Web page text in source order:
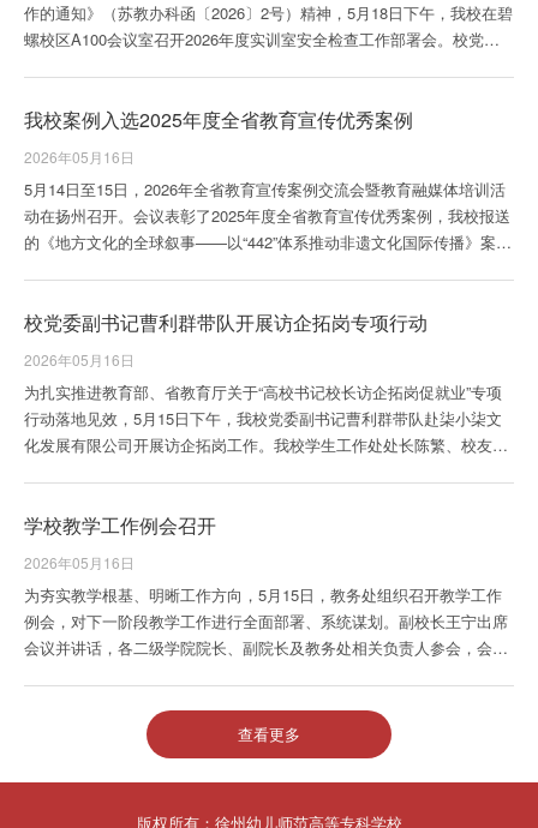
作的通知》（苏教办科函〔2026〕2号）精神，5月18日下午，我校在碧
螺校区A100会议室召开2026年度实训室安全检查工作部署会。校党委
部署了实训室安全检查工作，教务处将与安全保卫处联合成立专项检查
检查与专项整治实施方案》，...
我校案例入选2025年度全省教育宣传优秀案例
2026年05月16日
5月14日至15日，2026年全省教育宣传案例交流会暨教育融媒体培训活
动在扬州召开。会议表彰了2025年度全省教育宣传优秀案例，我校报送
的《地方文化的全球叙事——以“442”体系推动非遗文化国际传播》案例
导、实践创新、国际传播四个类别，最终评选出102项优秀案例。其中
展部署、落实立德树人根本任...
校党委副书记曹利群带队开展访企拓岗专项行动
2026年05月16日
为扎实推进教育部、省教育厅关于“高校书记校长访企拓岗促就业”专项
行动落地见效，5月15日下午，我校党委副书记曹利群带队赴柒小柒文
化发展有限公司开展访企拓岗工作。我校学生工作处处长陈繁、校友会
院"红领巾爱科学"观摩交流团参观单位，获评徐州科普类少先队校外实
发展有限公司总经理王智炜的陪同下实地考...
学校教学工作例会召开
2026年05月16日
为夯实教学根基、明晰工作方向，5月15日，教务处组织召开教学工作
例会，对下一阶段教学工作进行全面部署、系统谋划。副校长王宁出席
会议并讲话，各二级学院院长、副院长及教务处相关负责人参会，会议
议传达省厅职业学校办学能力评价培训会精神，解读评价指标，统筹部
署迎评筹备工作，组织学习省厅职业教育教学质量提升行动方案，结合
学校实际明确落实举措。通报近期教学常规查摆情况...
查看更多
版权所有：徐州幼儿师范高等专科学校